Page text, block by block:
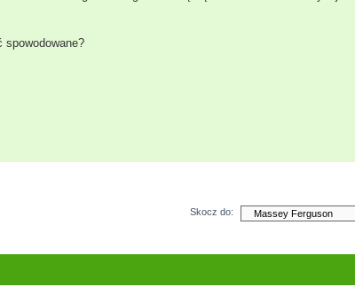
spowodowane?
Skocz do: